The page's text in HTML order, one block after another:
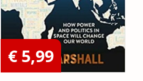
€ 5,99